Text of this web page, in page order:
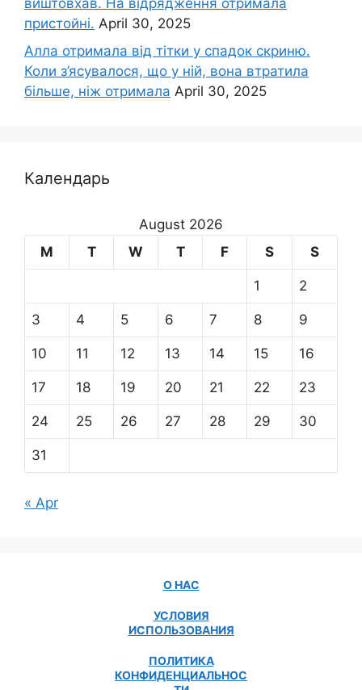
виштовхав. На відрядження отримала
пристойні. April 30, 2025
Алла отримала від тітки у спадок скриню.
Коли з’ясувалося, що у ній, вона втратила
більше, ніж отримала April 30, 2025
Календарь
August 2026
M
T W T F S S
1 2
3 4 5 6 7 8 9
10 11 12 13 14 15 16
17 18 19 20 21 22 23
24 25 26 27 28 29 30
31
« Apr
О НАС
УСЛОВИЯ
ИСПОЛЬЗОВАНИЯ
ПОЛИТИКА
КОНФИДЕНЦИАЛЬНОС